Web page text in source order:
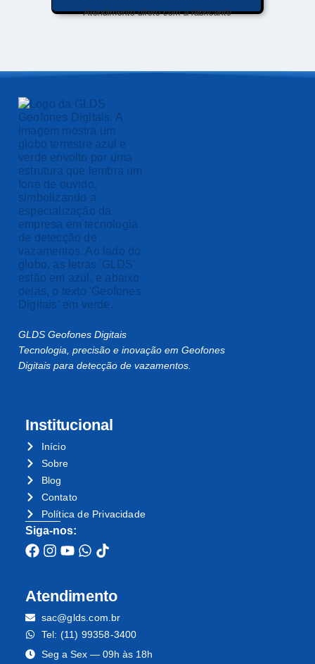
Atendimento direto com a fabricante
GLDS Geofones Digitais
Tecnologia, precisão e inovação em Geofones
Digitais para detecção de vazamentos.
Institucional
Início
Sobre
Blog
Contato
Política de Privacidade
Siga-nos:
Facebook da GLDS Geofones Digitais
Instagram da GLDS Geofones Digitais
YouTube da GLDS Geofones Digitais
WhatsApp da GLDS Geofones Digitais
TikTok da GLDS Geofones Digitais
Atendimento
sac@glds.com.br
Tel: (11) 99358-3400
Seg a Sex — 09h às 18h